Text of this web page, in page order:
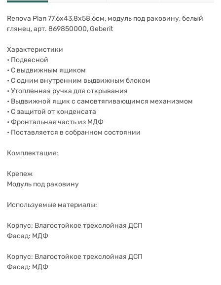
Renova Plan 77,6х43,8х58,6см, модуль под раковину, белый
глянец, арт. 869850000, Geberit
Характеристики
• Подвесной
• С выдвижным ящиком
• С одним внутренним выдвижным блоком
• Утопленная ручка для открывания
• Выдвижной ящик с самовтягивающимся механизмом
• С защитой от конденсата
• Фронтальная часть из МДФ
• Поставляется в собранном состоянии
Комплектация:
Крепеж
Модуль под раковину
Используемые материалы:
Корпус: Влагостойкое трехслойная ДСП
Фасад: МДФ
Корпус: Влагостойкое трехслойная ДСП
Фасад: МДФ